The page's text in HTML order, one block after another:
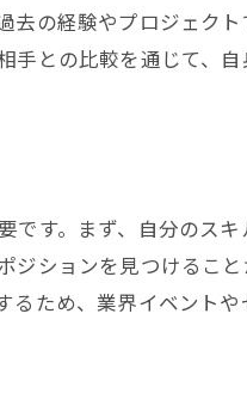
の経験やプロジェク
との比較を通じて、
す。まず、自分のス
ションを見つけること
ため、業界イベント